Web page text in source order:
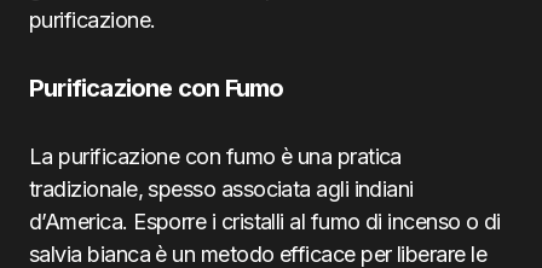
purificazione.
Purificazione con Fumo
La purificazione con fumo è una pratica
tradizionale, spesso associata agli indiani
d’America. Esporre i cristalli al fumo di incenso o di
salvia bianca è un metodo efficace per liberare le